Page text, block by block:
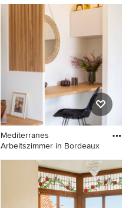
Mediterranes Arbeitszimmer
mit Studio in Sonstige
Mediterranes
Arbeitszimmer in Bordeaux
Mediterranes Arbeitszimmer
in Bordeaux